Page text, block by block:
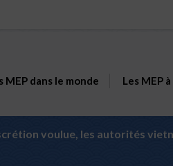
MEP dans le monde Les MEP
voulue, les autorités